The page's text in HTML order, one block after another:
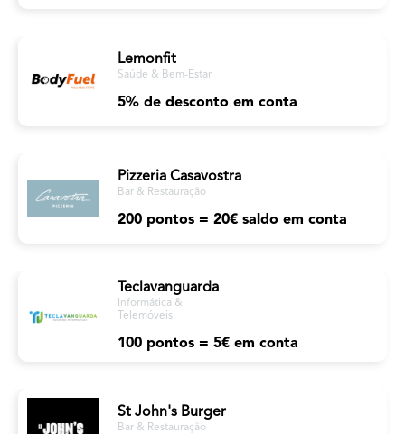
Lemonfit
Saúde & Bem-Estar
5% de desconto em conta
Pizzeria Casavostra
Bar & Restauração
200 pontos = 20€ saldo em conta
Teclavanguarda
Informática &
Telemóveis
100 pontos = 5€ em conta
St John's Burger
Bar & Restauração